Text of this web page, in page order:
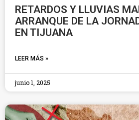
RETARDOS Y LLUVIAS
ARRANQUE DE LA
EN TIJUANA
LEER MÁS »
junio 1, 2025